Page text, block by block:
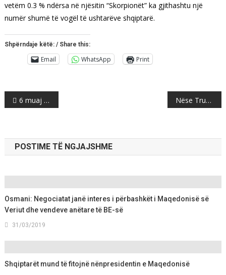
vetëm 0.3 % ndërsa në njësitin “Skorpionët” ka gjithashtu një
numër shumë të vogël të ushtarëve shqiptarë.
Shpërndaje këtë: / Share this:
Email WhatsApp Print
Post
navigation
6 muaj burg për këshilltarin elektoral të Donald Trump Nëse Trump bën edhe këtë lëvizje kundër Turqisë, kjo do të jetë goditje e madhe për Ankaranë
POSTIME TË NGJAJSHME
Osmani: Negociatat janë interes i përbashkët i Maqedonisë së
Veriut dhe vendeve anëtare të BE-së
31/03/2019
Shqiptarët mund të fitojnë nënpresidentin e Maqedonisë